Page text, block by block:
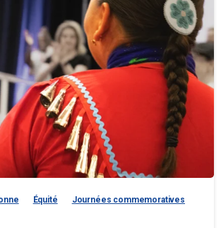
Équité
Journées commemoratives